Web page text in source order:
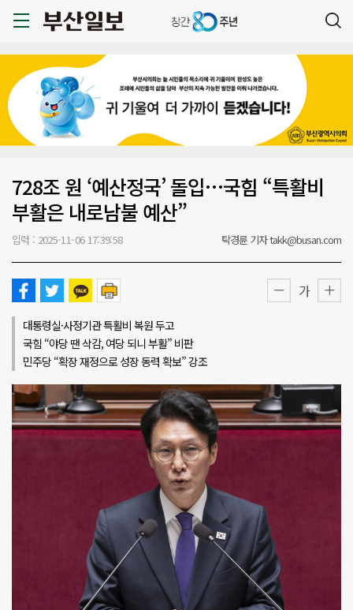
728조 원 ‘예산정국’ 돌입…국힘 “특활비
부활은 내로남불 예산”
입력 : 2025-11-06 17:39:58 탁경륜 기자 takk@busan.com
가
대통령실·사정기관 특활비 복원 두고
국힘 “야당 땐 삭감, 여당 되니 부활” 비판
민주당 “확장 재정으로 성장 동력 확보” 강조